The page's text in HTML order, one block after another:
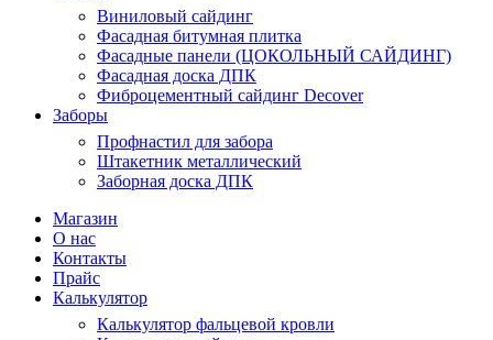
Виниловый сайдинг
Фасадная битумная плитка
Фасадные панели (ЦОКОЛЬНЫЙ САЙДИНГ)
Фасадная доска ДПК
Фиброцементный сайдинг Decover
Заборы
Профнастил для забора
Штакетник металлический
Заборная доска ДПК
Магазин
О нас
Контакты
Прайс
Калькулятор
Калькулятор фальцевой кровли